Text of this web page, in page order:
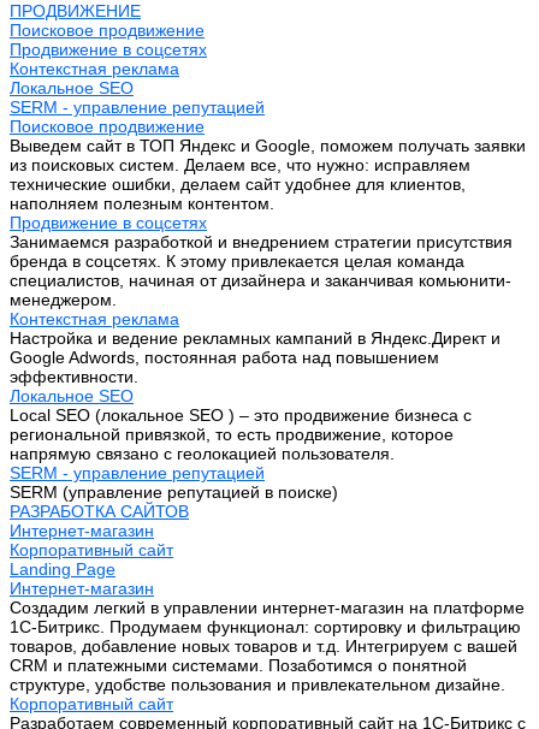
ПРОДВИЖЕНИЕ
Поисковое продвижение
Продвижение в соцсетях
Контекстная реклама
Локальное SEO
SERM - управление репутацией
Поисковое продвижение
Выведем сайт в ТОП Яндекс и Google, поможем получать заявки
из поисковых систем. Делаем все, что нужно: исправляем
технические ошибки, делаем сайт удобнее для клиентов,
наполняем полезным контентом.
Продвижение в соцсетях
Занимаемся разработкой и внедрением стратегии присутствия
бренда в соцсетях. К этому привлекается целая команда
специалистов, начиная от дизайнера и заканчивая комьюнити-
менеджером.
Контекстная реклама
Настройка и ведение рекламных кампаний в Яндекс.Директ и
Google Adwords, постоянная работа над повышением
эффективности.
Локальное SEO
Local SEO (локальное SEO ) – это продвижение бизнеса с
региональной привязкой, то есть продвижение, которое
напрямую связано с геолокацией пользователя.
SERM - управление репутацией
SERM (управление репутацией в поиске)
РАЗРАБОТКА САЙТОВ
Интернет-магазин
Корпоративный сайт
Landing Page
Интернет-магазин
Создадим легкий в управлении интернет-магазин на платформе
1С-Битрикс. Продумаем функционал: сортировку и фильтрацию
товаров, добавление новых товаров и т.д. Интегрируем с вашей
CRM и платежными системами. Позаботимся о понятной
структуре, удобстве пользования и привлекательном дизайне.
Корпоративный сайт
Разработаем современный корпоративный сайт на 1С-Битрикс с